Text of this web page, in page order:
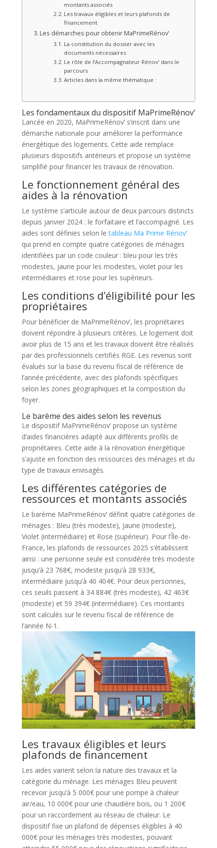
montants associés
Les travaux éligibles et leurs plafonds de
financement
Les démarches pour obtenir MaPrimeRénov’
La constitution du dossier avec les
documents nécessaires
Le rôle de l’Accompagnateur Rénov’ dans le
parcours
Articles dans la même thématique :
Les fondamentaux du dispositif MaPrimeRénov’
Lancée en 2020, MaPrimeRénov’ s’inscrit dans une
démarche nationale pour améliorer la performance
énergétique des logements. Cette aide remplace
plusieurs dispositifs antérieurs et propose un système
simplifié pour financer les travaux de rénovation.
Le fonctionnement général des
aides à la rénovation
Le système s’articule autour de deux parcours distincts
depuis janvier 2024 : le forfaitaire et l’accompagné. Les
aides sont définies selon letableau Ma Prime Rénov’
qui prend en compte quatre catégories de ménages
identifiées par un code couleur : bleu pour les très
modestes, jaune pour les modestes, violet pour les
intermédiaires et rose pour les supérieurs.
Les conditions d’éligibilité pour les
propriétaires
Pour bénéficier de MaPrimeRénov’, les propriétaires
doivent répondre à plusieurs critères. Le logement doit
avoir plus de 15 ans et les travaux doivent être réalisés
par des professionnels certifiés RGE. Les revenus sont
évalués sur la base du revenu fiscal de référence de
l’année précédente, avec des plafonds spécifiques
selon les zones géographiques et la composition du
foyer.
Le barème des aides selon les revenus
Le dispositif MaPrimeRénov’ propose un système
d’aides financières adapté aux différents profils de
propriétaires. Cette aide à la rénovation énergétique
s’ajuste en fonction des ressources des ménages et du
type de travaux envisagés.
Les différentes catégories de
ressources et montants associés
Le barème MaPrimeRénov’ définit quatre catégories de
ménages : Bleu (très modeste), Jaune (modeste),
Violet (intermédiaire) et Rose (supérieur). Pour l’Île-de-
France, les plafonds de ressources 2025 s’établissent
ainsi : une personne seule est considérée très modeste
jusqu’à 23 768€, modeste jusqu’à 28 933€,
intermédiaire jusqu’à 40 404€. Pour deux personnes,
ces seuils passent à 34 884€ (très modeste), 42 463€
(modeste) et 59 394€ (intermédiaire). Ces montants
sont calculés sur le revenu fiscal de référence de
l’année N-1.
Les travaux éligibles et leurs
plafonds de financement
Les aides varient selon la nature des travaux et la
catégorie du ménage. Les ménages Bleu peuvent
recevoir jusqu’à 5 000€ pour une pompe à chaleur
air/eau, 10 000€ pour une chaudière bois, ou 1 200€
pour un raccordement au réseau de chaleur. Le
dispositif fixe un plafond de dépenses éligibles à 40
000€ pour les ménages très modestes, pouvant